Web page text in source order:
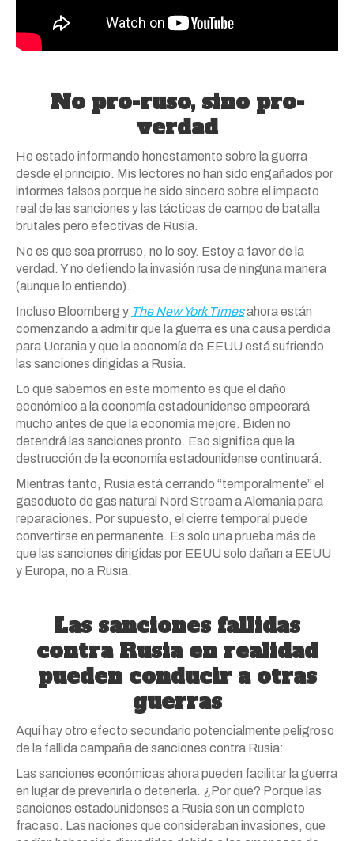
No pro-ruso, sino pro-
verdad
He estado informando honestamente sobre la guerra
desde el principio. Mis lectores no han sido engañados por
informes falsos porque he sido sincero sobre el impacto
real de las sanciones y las tácticas de campo de batalla
brutales pero efectivas de Rusia.
No es que sea prorruso, no lo soy. Estoy a favor de la
verdad. Y no defiendo la invasión rusa de ninguna manera
(aunque lo entiendo).
Incluso Bloomberg y The New York Timesahora están
comenzando a admitir que la guerra es una causa perdida
para Ucrania y que la economía de EEUU está sufriendo
las sanciones dirigidas a Rusia.
Lo que sabemos en este momento es que el daño
económico a la economía estadounidense empeorará
mucho antes de que la economía mejore. Biden no
detendrá las sanciones pronto. Eso significa que la
destrucción de la economía estadounidense continuará.
Mientras tanto, Rusia está cerrando “temporalmente” el
gasoducto de gas natural Nord Stream a Alemania para
reparaciones. Por supuesto, el cierre temporal puede
convertirse en permanente. Es solo una prueba más de
que las sanciones dirigidas por EEUU solo dañan a EEUU
y Europa, no a Rusia.
Las sanciones fallidas
contra Rusia en realidad
pueden conducir a otras
guerras
Aquí hay otro efecto secundario potencialmente peligroso
de la fallida campaña de sanciones contra Rusia:
Las sanciones económicas ahora pueden facilitar la guerra
en lugar de prevenirla o detenerla. ¿Por qué? Porque las
sanciones estadounidenses a Rusia son un completo
fracaso. Las naciones que consideraban invasiones, que